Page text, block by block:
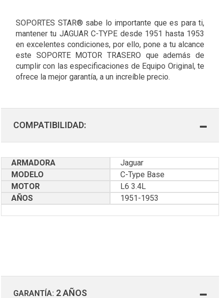
SOPORTES STAR® sabe lo importante que es para ti,
mantener tu JAGUAR C-TYPE desde 1951 hasta 1953
en excelentes condiciones, por ello, pone a tu alcance
este SOPORTE MOTOR TRASERO que además de
cumplir con las especificaciones de Equipo Original, te
ofrece la mejor garantía, a un increíble precio.
COMPATIBILIDAD:
ARMADORA
Jaguar
MODELO
C-Type Base
MOTOR
L6 3.4L
AÑOS
1951-1953
GARANTÍA: 2 AÑOS